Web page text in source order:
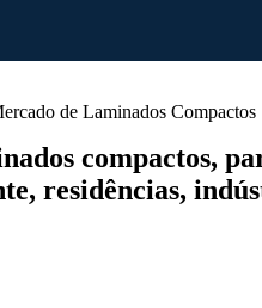
de Laminados Compactos
compactos,
residências,